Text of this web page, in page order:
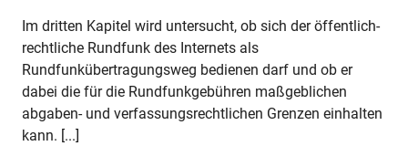
Im dritten Kapitel wird untersucht, ob sich der öffentlich-
rechtliche Rundfunk des Internets als
Rundfunkübertragungsweg bedienen darf und ob er
dabei die für die Rundfunkgebühren maßgeblichen
abgaben- und verfassungsrechtlichen Grenzen einhalten
kann. [...]